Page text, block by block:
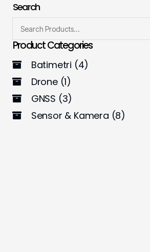
Search
Product Categories
Batimetri (4)
Drone (1)
GNSS (3)
Sensor & Kamera (8)